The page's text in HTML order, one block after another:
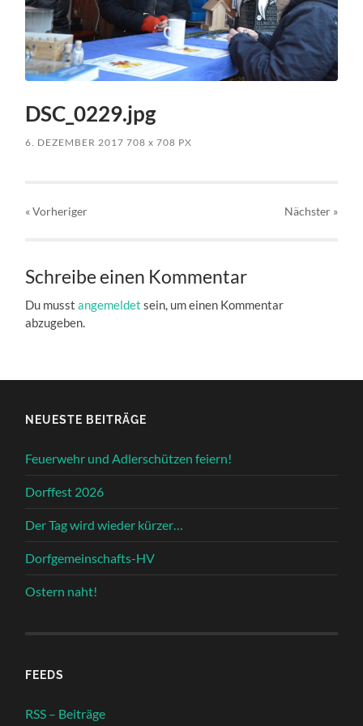
DSC_0229.jpg
6. DEZEMBER 2017 708x 708 PX
« Vorheriger Nächster »
Schreibe einen Kommentar
Du musstangemeldet sein, um einen Kommentar
abzugeben.
NEUESTE BEITRÄGE
Feuerwehr und Adlerschützen feiern!
Dorffest 2026
Der Tag wird wieder kürzer…
Dorfgemeinschafts-HV
Ostern naht!
FEEDS
RSS – Beiträge